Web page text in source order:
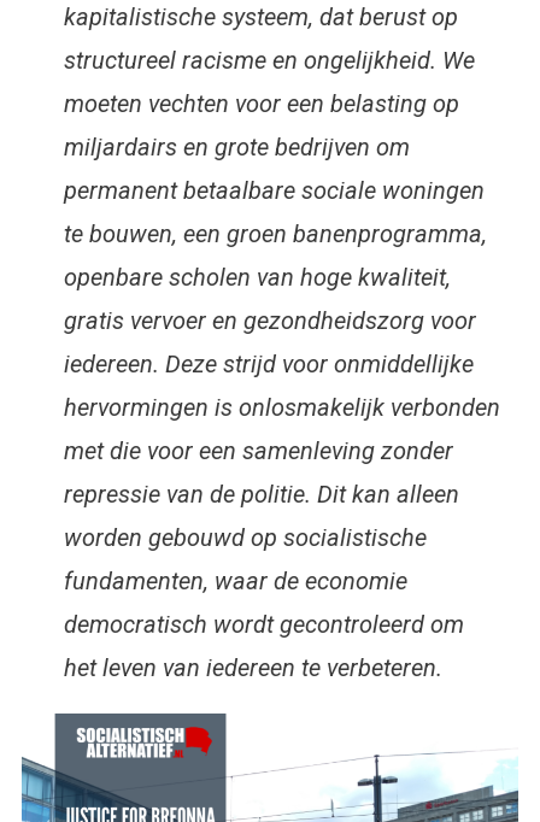
kapitalistische systeem, dat berust op
structureel racisme en ongelijkheid. We
moeten vechten voor een belasting op
miljardairs en grote bedrijven om
permanent betaalbare sociale woningen
te bouwen, een groen banenprogramma,
openbare scholen van hoge kwaliteit,
gratis vervoer en gezondheidszorg voor
iedereen. Deze strijd voor onmiddellijke
hervormingen is onlosmakelijk verbonden
met die voor een samenleving zonder
repressie van de politie. Dit kan alleen
worden gebouwd op socialistische
fundamenten, waar de economie
democratisch wordt gecontroleerd om
het leven van iedereen te verbeteren.